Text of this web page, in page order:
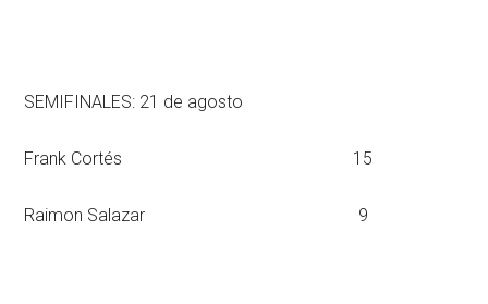
SEMIFINALES: 21 de agosto
Frank Cortés 15
Raimon Salazar 9